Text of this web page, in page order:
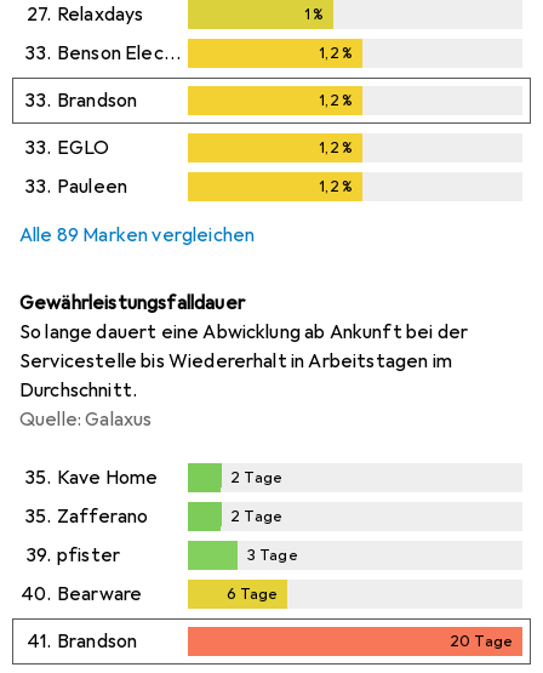
27. Relaxdays 1%
33. Benson Electric 1,2%
33. Brandson 1,2%
33. EGLO 1,2%
33. Pauleen 1,2%
Alle 89 Marken vergleichen
Gewährleistungsfalldauer
So lange dauert eine Abwicklung ab Ankunft bei der
Servicestelle bis Wiedererhalt in Arbeitstagen im
Durchschnitt.
Quelle: Galaxus
35. Kave Home
Tage
2 Tage
35. Zafferano
Tage
2 Tage
39. pfister
Tage
3 Tage
40. Bearware 6 Tage
41. Brandson 20 Tage